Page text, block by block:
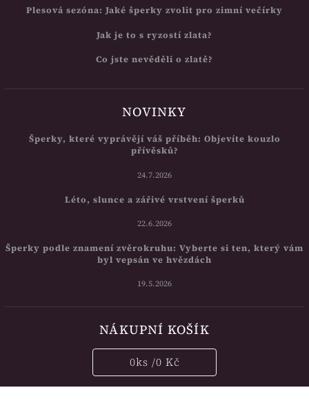
Plesová sezóna: Jaké šperky zvolit pro zimní večírky
Jak je to s ryzostí zlata?
Co jste nevěděli o zlatě?
NOVINKY
Šperky, které vyprávějí váš příběh: Objevíte kouzlo
přívěsků?
24.7.2026
Léto, slunce a zářivé vrstvení šperků
22.6.2026
Šperky podle znamení zvěrokruhu: Vyberte si ten, který vám
byl vepsán ve hvězdách
19.5.2026
NÁKUPNÍ KOŠÍK
0ks /0 Kč